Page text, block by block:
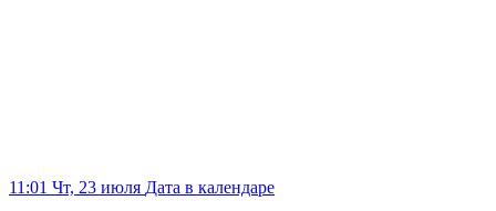
11:01 Чт, 23 июля Дата в календаре